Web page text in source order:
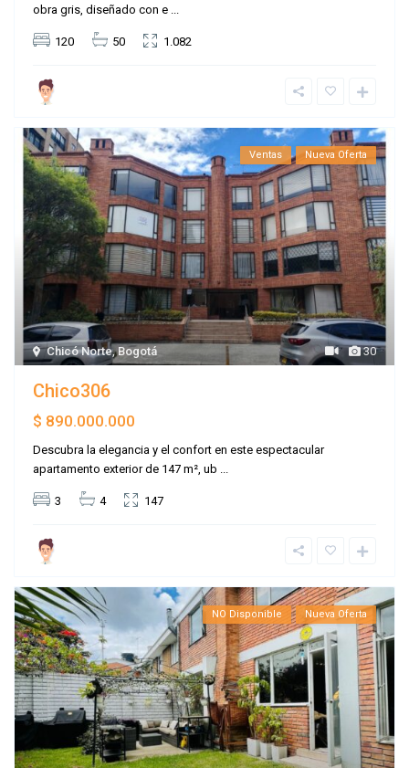
obra gris, diseñado con e
120 50 1.082
30
Chicó Norte,Bogotá
Ventas Nueva Oferta
Chico306
$ 890.000.000
Descubra la elegancia y el confort en este espectacular
apartamento exterior de 147 m², ub
3 4 147
NO Disponible Nueva Oferta